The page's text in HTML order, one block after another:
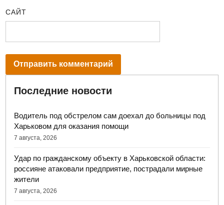
САЙТ
Последние новости
Водитель под обстрелом сам доехал до больницы под
Харьковом для оказания помощи
7 августа, 2026
Удар по гражданскому объекту в Харьковской области:
россияне атаковали предприятие, пострадали мирные
жители
7 августа, 2026